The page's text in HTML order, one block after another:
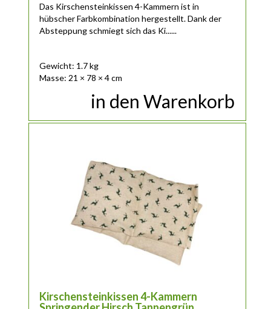
Das Kirschensteinkissen 4-Kammern ist in
hübscher Farbkombination hergestellt. Dank der
Absteppung schmiegt sich das Ki......
Gewicht: 1.7 kg
Masse: 21 × 78 × 4 cm
in den Warenkorb
Kirschensteinkissen 4-Kammern